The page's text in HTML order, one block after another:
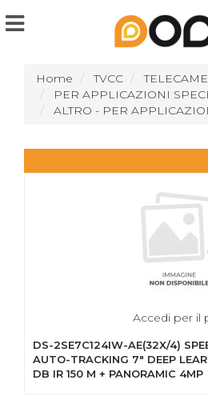
Home TVCC
PER APPLICAZIONI
ALTRO - PER
Accedi per il
DS-2SE7C124IW-AE(32X/4)
AUTO-TRACKING 7" DEEP
DB IR 150 M + PANORAMIC 4MP